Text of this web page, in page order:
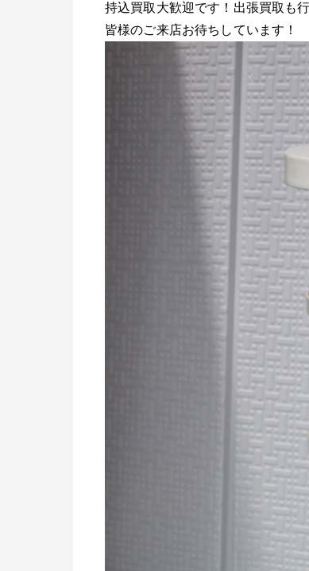
持込買取大歓迎です！出張買取も
皆様のご来店お待ちしています！